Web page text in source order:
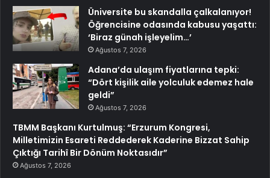
Üniversite bu skandalla çalkalanıyor!
Öğrencisine odasında kabusu yaşattı:
‘Biraz günah işleyelim…’
Ağustos 7, 2026
Adana’da ulaşım fiyatlarına tepki:
“Dört kişilik aile yolculuk edemez hale
geldi”
Ağustos 7, 2026
TBMM Başkanı Kurtulmuş: “Erzurum Kongresi,
Milletimizin Esareti Reddederek Kaderine Bizzat Sahip
Çıktığı Tarihî Bir Dönüm Noktasıdır”
Ağustos 7, 2026